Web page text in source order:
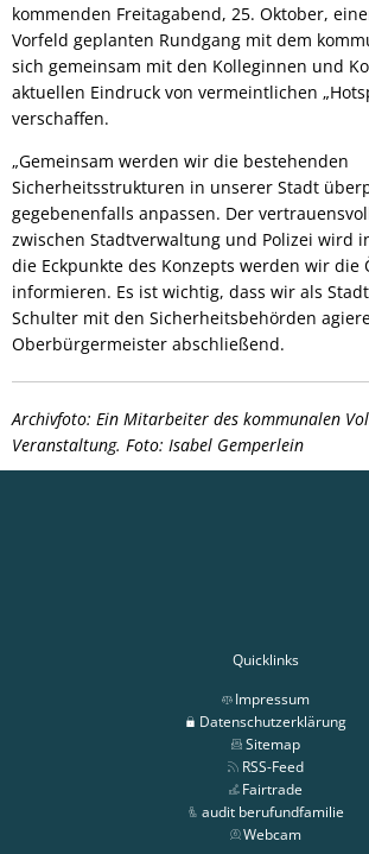
kommenden Freitagabend, 25. Oktober,
Vorfeld geplanten Rundgang mit dem
sich gemeinsam mit den Kolleginnen und
aktuellen Eindruck von vermeintlichen
verschaffen.
„Gemeinsam werden wir die bestehenden
Sicherheitsstrukturen in unserer Stadt
gegebenenfalls anpassen. Der
zwischen Stadtverwaltung und Polizei wird
die Eckpunkte des Konzepts werden wir die
informieren. Es ist wichtig, dass wir als
Schulter mit den Sicherheitsbehörden
Oberbürgermeister abschließend.
Archivfoto: Ein Mitarbeiter des kommunalen
Veranstaltung. Foto: Isabel Gemperlein
Quicklinks
Impressum
Datenschutzerklärung
Sitemap
RSS-Feed
Fairtrade
audit berufundfamilie
Webcam